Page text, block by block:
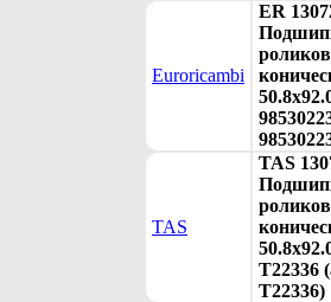
Euroricambi
ER
TAS
TAS
T22336
T22336)